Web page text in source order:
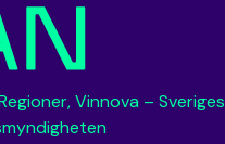
Vinnova – Sveriges